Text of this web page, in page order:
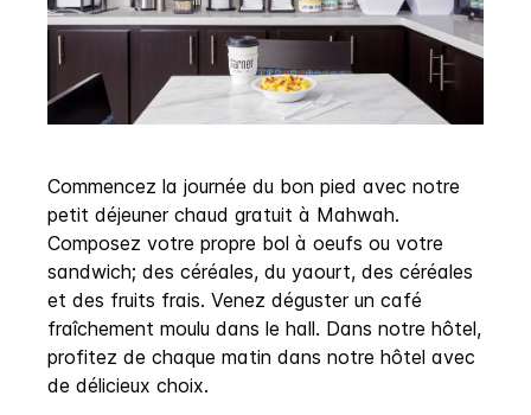
Commencez la journée du bon pied avec notre
petit déjeuner chaud gratuit à Mahwah.
Composez votre propre bol à oeufs ou votre
sandwich; des céréales, du yaourt, des céréales
et des fruits frais. Venez déguster un café
fraîchement moulu dans le hall. Dans notre hôtel,
profitez de chaque matin dans notre hôtel avec
de délicieux choix.